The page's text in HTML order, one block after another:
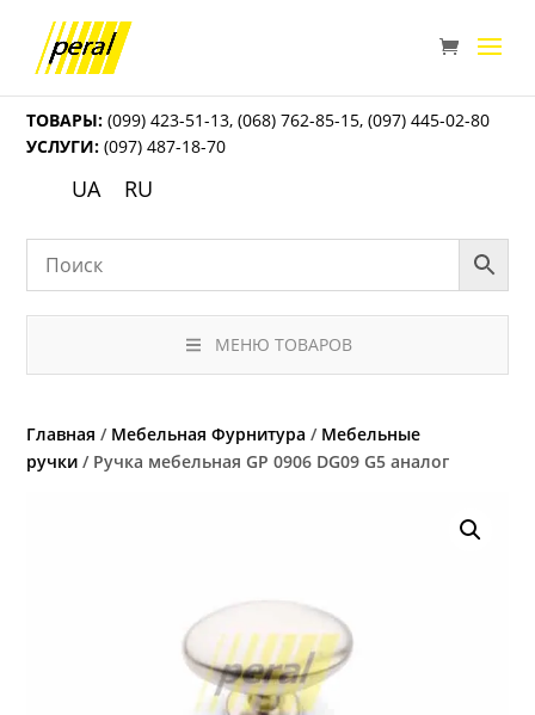
ТОВАРЫ: (099) 423-51-13,(068) 762-85-15,(097) 445-02-80
УСЛУГИ: (097) 487-18-70
UA RU
МЕНЮ ТОВАРОВ
Главная / Мебельная Фурнитура / Мебельные
ручки / Ручка мебельная GP 0906 DG09 G5 аналог